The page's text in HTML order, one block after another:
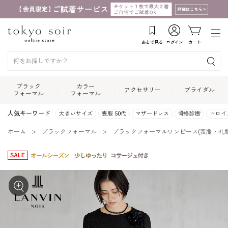
あとで見る ログイン カート
ブラック
フォーマル
カラー
フォーマル
アクセサリー ブライダル
人気キーワード 大きいサイズ 喪服 50代 マザードレス 骨格診断 トロ
ホーム ブラックフォーマル ブラックフォーマルワンピース(喪服・礼